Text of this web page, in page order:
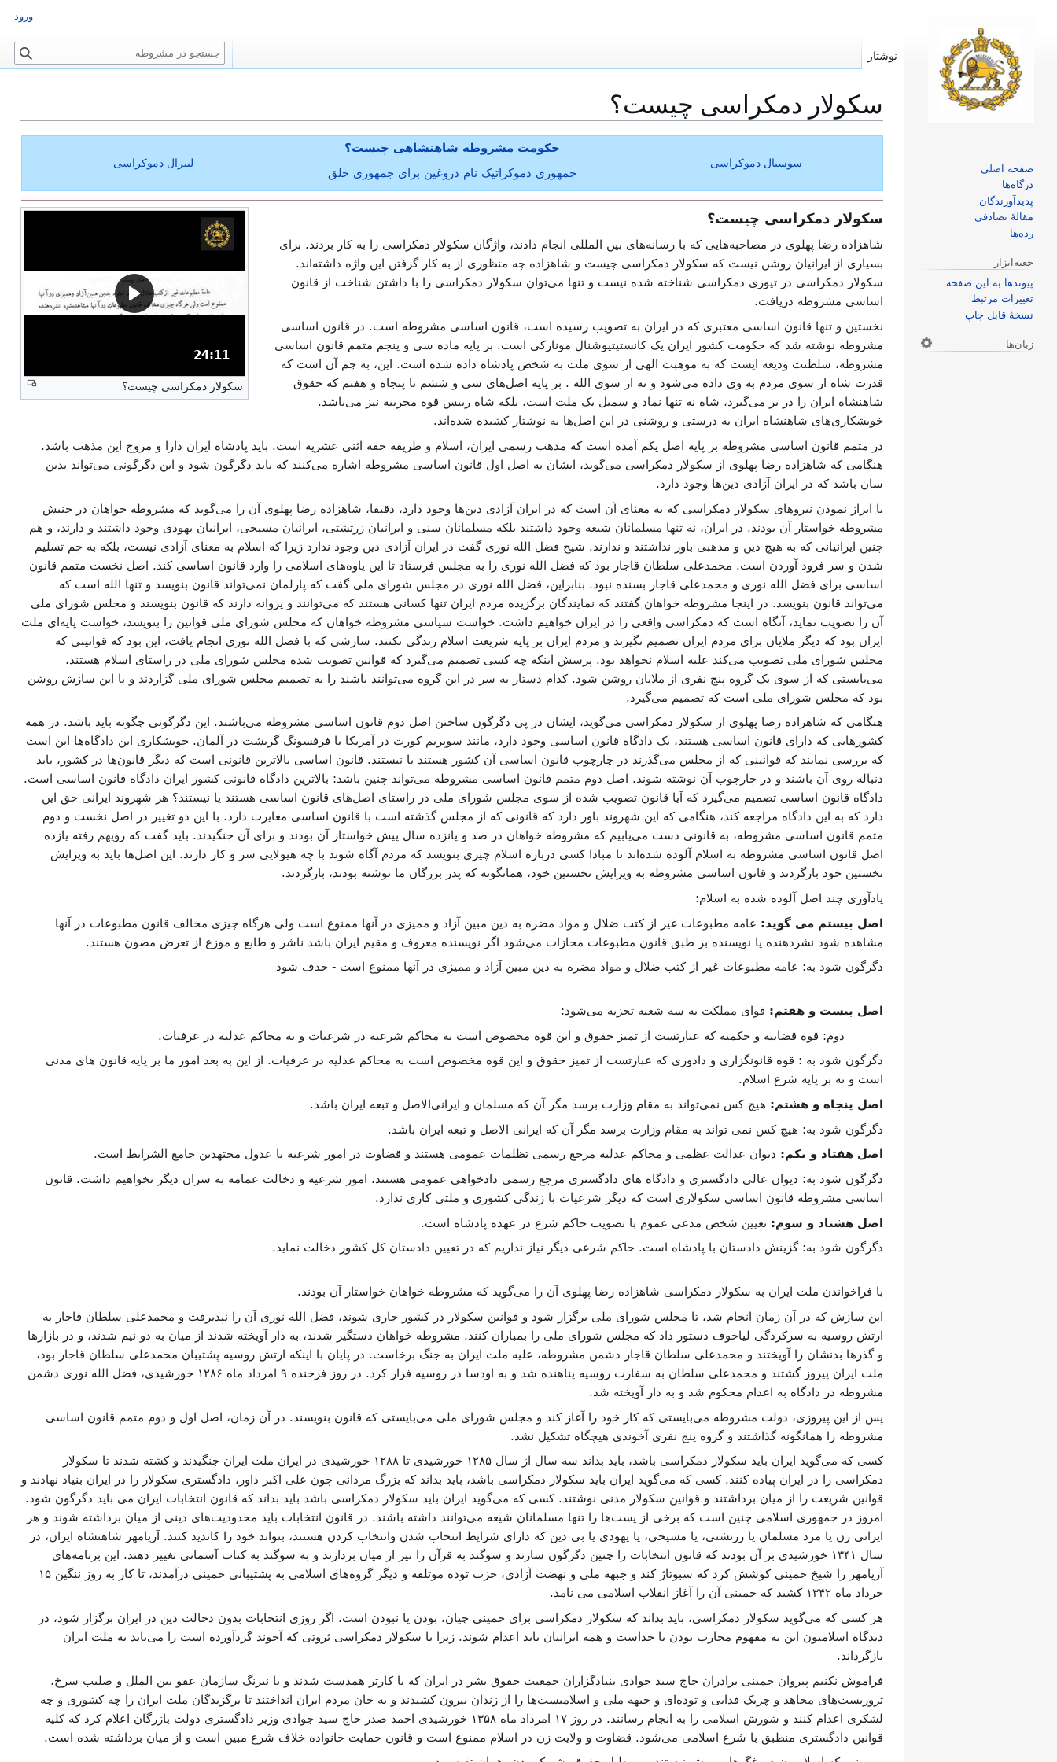
سکولار دمکراسی چیست؟
سوسیال دموکراسی
حکومت مشروطه شاهنشاهی چیست؟
جمهوری دموکراتیک نام دروغین برای جمهوری خلق
لیبرال دموکراسی
مدت: 24 دقیقه و 11 ثانیه
24:11
سکولار دمکراسی چیست؟
سکولار دمکراسی چیست؟
شاهزاده رضا پهلوی در مصاحبه‌هایی که با رسانه‌های بین المللی انجام دادند، واژگان سکولار دمکراسی را به کار بردند. برای
بسیاری از ایرانیان روشن نیست که سکولار دمکراسی چیست و شاهزاده چه منظوری از به کار گرفتن این واژه داشته‌اند.
سکولار دمکراسی در تیوری دمکراسی شناخته شده نیست و تنها می‌توان سکولار دمکراسی را با داشتن شناخت از قانون
اساسی مشروطه دریافت.
نخستین و تنها قانون اساسی معتبری که در ایران به تصویب رسیده است، قانون اساسی مشروطه است. در قانون اساسی
مشروطه نوشته شد که حکومت کشور ایران یک کانستیتیوشنال مونارکی است. بر پایه ماده سی و پنجم متمم قانون اساسی
مشروطه، سلطنت ودیعه ایست که به موهبت الهی از سوی ملت به شخص پادشاه داده شده است. این، به چم آن است که
قدرت شاه از سوی مردم به وی داده می‌شود و نه از سوی الله . بر پایه اصل‌های سی و ششم تا پنجاه و هفتم که حقوق
شاهنشاه ایران را در بر می‌گیرد، شاه نه تنها نماد و سمبل یک ملت است، بلکه شاه رییس قوه مجرییه نیز می‌باشد.
خویشکاری‌های شاهنشاه ایران به درستی و روشنی در این اصل‌ها به نوشتار کشیده شده‌اند.
در متمم قانون اساسی مشروطه بر پایه اصل یکم آمده است که مدهب رسمی ایران، اسلام و طریقه حقه اثنی عشریه است. باید پادشاه ایران دارا و مروج این مذهب باشد.
هنگامی که شاهزاده رضا پهلوی از سکولار دمکراسی می‌گوید، ایشان به اصل اول قانون اساسی مشروطه اشاره می‌کنند که باید دگرگون شود و این دگرگونی می‌تواند بدین
سان باشد که در ایران آزادی دین‌ها وجود دارد.
با ابراز نمودن نیروهای سکولار دمکراسی که به معنای آن است که در ایران آزادی دین‌ها وجود دارد، دقیقا، شاهزاده رضا پهلوی آن را می‌گوید که مشروطه خواهان در جنبش
مشروطه خواستار آن بودند. در ایران، نه تنها مسلمانان شیعه وجود داشتند بلکه مسلمانان سنی و ایرانیان زرتشتی، ایرانیان مسیحی، ایرانیان یهودی وجود داشتند و دارند، و هم
چنین ایرانیانی که به هیچ دین و مذهبی باور نداشتند و ندارند. شیخ فضل الله نوری گفت در ایران آزادی دین وجود ندارد زیرا که اسلام به معنای آزادی نیست، بلکه به چم تسلیم
شدن و سر فرود آوردن است. محمدعلی سلطان قاجار بود که فضل الله نوری را به مجلس فرستاد تا این یاوه‌های اسلامی را وارد قانون اساسی کند. اصل نخست متمم قانون
اساسی برای فضل الله نوری و محمدعلی قاجار بسنده نبود. بنابراین، فضل الله نوری در مجلس شورای ملی گفت که پارلمان نمی‌تواند قانون بنویسد و تنها الله است که
می‌تواند قانون بنویسد. در اینجا مشروطه خواهان گفتند که نمایندگان برگزیده مردم ایران تنها کسانی هستند که می‌توانند و پروانه دارند که قانون بنویسند و مجلس شورای ملی
آن را تصویب نماید، آنگاه است که دمکراسی واقعی را در ایران خواهیم داشت. خواست سیاسی مشروطه خواهان که مجلس شورای ملی قوانین را بنویسد، خواست پایه‌ای ملت
ایران بود که دیگر ملایان برای مردم ایران تصمیم نگیرند و مردم ایران بر پایه شریعت اسلام زندگی نکنند. سازشی که با فضل الله نوری انجام یافت، این بود که قوانینی که
مجلس شورای ملی تصویب می‌کند علیه اسلام نخواهد بود. پرسش اینکه چه کسی تصمیم می‌گیرد که قوانین تصویب شده مجلس شورای ملی در راستای اسلام هستند،
می‌بایستی که از سوی یک گروه پنج نفری از ملایان روشن شود. کدام دستار به سر در این گروه می‌توانند باشند را به تصمیم مجلس شورای ملی گزاردند و با این سازش روشن
بود که مجلس شورای ملی است که تصمیم می‌گیرد.
هنگامی که شاهزاده رضا پهلوی از سکولار دمکراسی می‌گوید، ایشان در پی دگرگون ساختن اصل دوم قانون اساسی مشروطه می‌باشند. این دگرگونی چگونه باید باشد. در همه
کشورهایی که دارای قانون اساسی هستند، یک دادگاه قانون اساسی وجود دارد، مانند سوپریم کورت در آمریکا یا فرفسونگ گریشت در آلمان. خویشکاری این دادگاه‌ها این است
که بررسی نمایند که قوانینی که از مجلس می‌گذرند در چارچوب قانون اساسی آن کشور هستند یا نیستند. قانون اساسی بالاترین قانونی است که دیگر قانون‌ها در کشور، باید
دنباله روی آن باشند و در چارچوب آن نوشته شوند. اصل دوم متمم قانون اساسی مشروطه می‌تواند چنین باشد: بالاترین دادگاه قانونی کشور ایران دادگاه قانون اساسی است.
دادگاه قانون اساسی تصمیم می‌گیرد که آیا قانون تصویب شده از سوی مجلس شورای ملی در راستای اصل‌های قانون اساسی هستند یا نیستند؟ هر شهروند ایرانی حق این
دارد که به این دادگاه مراجعه کند، هنگامی که این شهروند باور دارد که قانونی که از مجلس گذشته است با قانون اساسی مغایرت دارد. با این دو تغییر در اصل نخست و دوم
متمم قانون اساسی مشروطه، به قانونی دست می‌یابیم که مشروطه خواهان در صد و پانزده سال پیش خواستار آن بودند و برای آن جنگیدند. باید گفت که رویهم رفته یازده
اصل قانون اساسی مشروطه به اسلام آلوده شده‌اند تا مبادا کسی درباره اسلام چیزی بنویسد که مردم آگاه شوند با چه هیولایی سر و کار دارند. این اصل‌ها باید به ویرایش
نخستین خود بازگردند و قانون اساسی مشروطه به ویرایش نخستین خود، همانگونه که پدر بزرگان ما نوشته بودند، بازگردند.
یادآوری چند اصل آلوده شده به اسلام:
اصل بیستم می گوید: عامه مطبوعات غیر از کتب ضلال و مواد مضره به دین مبین آزاد و ممیزی در آنها ممنوع است ولی هرگاه چیزی مخالف قانون مطبوعات در آنها
مشاهده شود نشردهنده یا نویسنده بر طبق قانون مطبوعات مجازات می‌شود اگر نویسنده معروف و مقیم ایران باشد ناشر و طابع و موزع از تعرض مصون هستند.
دگرگون شود به: عامه مطبوعات غیر از کتب ضلال و مواد مضره به دین مبین آزاد و ممیزی در آنها ممنوع است - حذف شود
اصل بیست و هفتم: قوای مملکت به سه شعبه تجزیه می‌شود:
دوم: قوه قضاییه و حکمیه که عبارتست از تمیز حقوق و این قوه مخصوص است به محاکم شرعیه در شرعیات و به محاکم عدلیه در عرفیات.
دگرگون شود به : قوه قانونگزاری و دادوری که عبارتست از تمیز حقوق و این قوه مخصوص است به محاکم عدلیه در عرفیات. از این به بعد امور ما بر پایه قانون های مدنی
است و نه بر پایه شرع اسلام.
اصل پنجاه و هشتم: هیچ کس نمی‌تواند به مقام وزارت برسد مگر آن که مسلمان و ایرانی‌الاصل و تبعه ایران باشد.
دگرگون شود به: هیچ کس نمی تواند به مقام وزارت برسد مگر آن که ایرانی الاصل و تبعه ایران باشد.
اصل هفتاد و یکم: دیوان عدالت عظمی و محاکم عدلیه مرجع رسمی تظلمات عمومی هستند و قضاوت در امور شرعیه با عدول مجتهدین جامع الشرایط است.
دگرگون شود به: دیوان عالی دادگستری و دادگاه های دادگستری مرجع رسمی دادخواهی عمومی هستند. امور شرعیه و دخالت عمامه به سران دیگر نخواهیم داشت. قانون
اساسی مشروطه قانون اساسی سکولاری است که دیگر شرعیات با زندگی کشوری و ملتی کاری ندارد.
اصل هشتاد و سوم: تعیین شخص مدعی عموم با تصویب حاکم شرع در عهده پادشاه است.
دگرگون شود به: گزینش دادستان با پادشاه است. حاکم شرعی دیگر نیاز نداریم که در تعیین دادستان کل کشور دخالت نماید.
با فراخواندن ملت ایران به سکولار دمکراسی شاهزاده رضا پهلوی آن را می‌گوید که مشروطه خواهان خواستار آن بودند.
این سازش که در آن زمان انجام شد، تا مجلس شورای ملی برگزار شود و قوانین سکولار در کشور جاری شوند، فضل الله نوری آن را نپذیرفت و محمدعلی سلطان قاجار به
ارتش روسیه به سرکردگی لیاخوف دستور داد که مجلس شورای ملی را بمباران کنند. مشروطه خواهان دستگیر شدند، به دار آویخته شدند از میان به دو نیم شدند، و در بازارها
و گذرها بدنشان را آویختند و محمدعلی سلطان قاجار دشمن مشروطه، علیه ملت ایران به جنگ برخاست. در پایان با اینکه ارتش روسیه پشتیبان محمدعلی سلطان قاجار بود،
ملت ایران پیروز گشتند و محمدعلی سلطان به سفارت روسیه پناهنده شد و به اودسا در روسیه فرار کرد. در روز فرخنده ۹ امرداد ماه ۱۲۸۶ خورشیدی، فضل الله نوری دشمن
مشروطه در دادگاه به اعدام محکوم شد و به دار آویخته شد.
پس از این پیروزی، دولت مشروطه می‌بایستی که کار خود را آغاز کند و مجلس شورای ملی می‌بایستی که قانون بنویسند. در آن زمان، اصل اول و دوم متمم قانون اساسی
مشروطه را همانگونه گذاشتند و گروه پنج نفری آخوندی هیچگاه تشکیل نشد.
کسی که می‌گوید ایران باید سکولار دمکراسی باشد، باید بداند سه سال از سال ۱۲۸۵ خورشیدی تا ۱۲۸۸ خورشیدی در ایران ملت ایران جنگیدند و کشته شدند تا سکولار
دمکراسی را در ایران پیاده کنند. کسی که می‌گوید ایران باید سکولار دمکراسی باشد، باید بداند که بزرگ مردانی چون علی اکبر داور، دادگستری سکولار را در ایران بنیاد نهادند و
قوانین شریعت را از میان برداشتند و قوانین سکولار مدنی نوشتند. کسی که می‌گوید ایران باید سکولار دمکراسی باشد باید بداند که قانون انتخابات ایران می باید دگرگون شود.
امروز در جمهوری اسلامی چنین است که برخی از پست‌ها را تنها مسلمانان شیعه می‌توانند داشته باشند. در قانون انتخابات باید محدودیت‌های دینی از میان برداشته شوند و هر
ایرانی زن یا مرد مسلمان یا زرتشتی، یا مسیحی، یا یهودی یا بی دین که دارای شرایط انتخاب شدن وانتخاب کردن هستند، بتواند خود را کاندید کنند. آریامهر شاهنشاه ایران، در
سال ۱۳۴۱ خورشیدی بر آن بودند که قانون انتخابات را چنین دگرگون سازند و سوگند به قرآن را نیز از میان بردارند و به سوگند به کتاب آسمانی تغییر دهند. این برنامه‌های
آریامهر را شیخ خمینی کوشش کرد که سبوتاژ کند و جبهه ملی و نهضت آزادی، حزب توده موتلفه و دیگر گروه‌های اسلامی به پشتیبانی خمینی درآمدند، تا کار به روز ننگین ۱۵
خرداد ماه ۱۳۴۲ کشید که خمینی آن را آغاز انقلاب اسلامی می نامد.
هر کسی که می‌گوید سکولار دمکراسی، باید بداند که سکولار دمکراسی برای خمینی چیان، بودن یا نبودن است. اگر روزی انتخابات بدون دخالت دین در ایران برگزار شود، در
دیدگاه اسلامیون این به مفهوم محارب بودن با خداست و همه ایرانیان باید اعدام شوند. زیرا با سکولار دمکراسی ثروتی که آخوند گردآورده است را می‌باید به ملت ایران
بازگرداند.
فراموش نکنیم پیروان خمینی برادران حاج سید جوادی بنیادگزاران جمعیت حقوق بشر در ایران که با کارتر همدست شدند و با نیرنگ سازمان عفو بین الملل و صلیب سرخ،
تروریست‌های مجاهد و چریک فدایی و توده‌ای و جبهه ملی و اسلامیست‌ها را از زندان بیرون کشیدند و به جان مردم ایران انداختند تا برگزیدگان ملت ایران را چه کشوری و چه
لشکری اعدام کنند و شورش اسلامی را به انجام رسانند. در روز ۱۷ امرداد ماه ۱۳۵۸ خورشیدی احمد صدر حاج سید جوادی وزیر دادگستری دولت بازرگان اعلام کرد که کلیه
قوانین دادگستری منطبق با شرع اسلامی می‌شود. قضاوت و ولایت زن در اسلام ممنوع است و قانون حمایت خانواده خلاف شرع مبین است و از میان برداشته شده است.
ورود
نوشتار
ج
س
و
صفحه اصلی
درگاه‌ها
پدیدآورندگان
مقالهٔ تصادفی
رده‌ها
جعبه‌ابزار
پیوندها به این صفحه
تغییرات مرتبط
نسخهٔ قابل چاپ
زبان‌ها